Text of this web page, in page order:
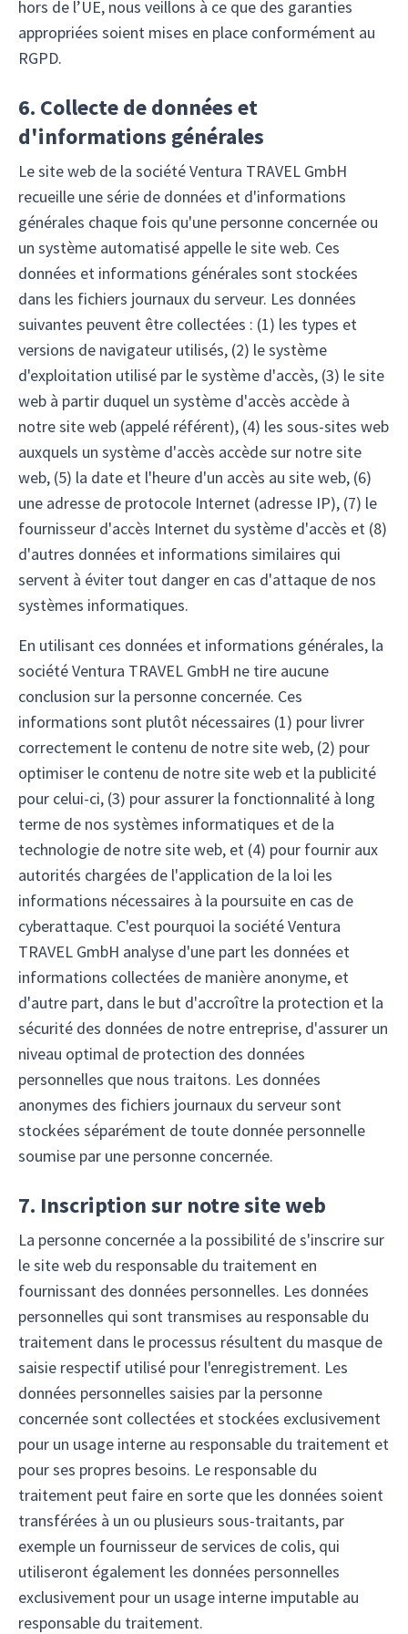
hors de l’UE, nous veillons à ce que des garanties
appropriées soient mises en place conformément au
RGPD.
6. Collecte de données et
d'informations générales
Le site web de la société Ventura TRAVEL GmbH
recueille une série de données et d'informations
générales chaque fois qu'une personne concernée ou
un système automatisé appelle le site web. Ces
données et informations générales sont stockées
dans les fichiers journaux du serveur. Les données
suivantes peuvent être collectées : (1) les types et
versions de navigateur utilisés, (2) le système
d'exploitation utilisé par le système d'accès, (3) le site
web à partir duquel un système d'accès accède à
notre site web (appelé référent), (4) les sous-sites web
auxquels un système d'accès accède sur notre site
web, (5) la date et l'heure d'un accès au site web, (6)
une adresse de protocole Internet (adresse IP), (7) le
fournisseur d'accès Internet du système d'accès et (8)
d'autres données et informations similaires qui
servent à éviter tout danger en cas d'attaque de nos
systèmes informatiques.
En utilisant ces données et informations générales, la
société Ventura TRAVEL GmbH ne tire aucune
conclusion sur la personne concernée. Ces
informations sont plutôt nécessaires (1) pour livrer
correctement le contenu de notre site web, (2) pour
optimiser le contenu de notre site web et la publicité
pour celui-ci, (3) pour assurer la fonctionnalité à long
terme de nos systèmes informatiques et de la
technologie de notre site web, et (4) pour fournir aux
autorités chargées de l'application de la loi les
informations nécessaires à la poursuite en cas de
cyberattaque. C'est pourquoi la société Ventura
TRAVEL GmbH analyse d'une part les données et
informations collectées de manière anonyme, et
d'autre part, dans le but d'accroître la protection et la
sécurité des données de notre entreprise, d'assurer un
niveau optimal de protection des données
personnelles que nous traitons. Les données
anonymes des fichiers journaux du serveur sont
stockées séparément de toute donnée personnelle
soumise par une personne concernée.
7. Inscription sur notre site web
La personne concernée a la possibilité de s'inscrire sur
le site web du responsable du traitement en
fournissant des données personnelles. Les données
personnelles qui sont transmises au responsable du
traitement dans le processus résultent du masque de
saisie respectif utilisé pour l'enregistrement. Les
données personnelles saisies par la personne
concernée sont collectées et stockées exclusivement
pour un usage interne au responsable du traitement et
pour ses propres besoins. Le responsable du
traitement peut faire en sorte que les données soient
transférées à un ou plusieurs sous-traitants, par
exemple un fournisseur de services de colis, qui
utiliseront également les données personnelles
exclusivement pour un usage interne imputable au
responsable du traitement.